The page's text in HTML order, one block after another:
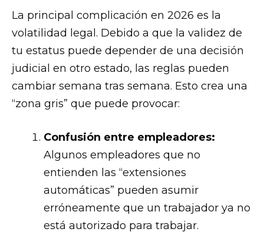
La principal complicación en 2026 es la
volatilidad legal. Debido a que la validez de
tu estatus puede depender de una decisión
judicial en otro estado, las reglas pueden
cambiar semana tras semana. Esto crea una
“zona gris” que puede provocar:
Confusión entre empleadores:
Algunos empleadores que no
entienden las “extensiones
automáticas” pueden asumir
erróneamente que un trabajador ya no
está autorizado para trabajar.